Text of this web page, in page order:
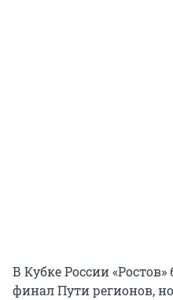
В Кубке России
финал Пути регионов,